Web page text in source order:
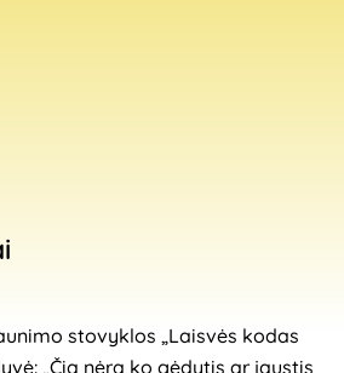
stovyklos „Laisvės kodas
„Čia nėra ko gėdytis ar jaustis